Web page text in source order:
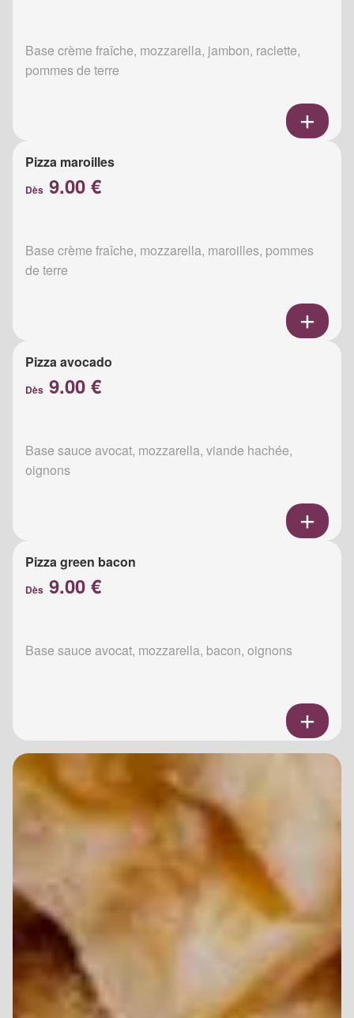
Base crème fraîche, mozzarella, jambon, raclette,
pommes de terre
Pizza maroilles
Dès 9.00 €
Base crème fraîche, mozzarella, maroilles, pommes
de terre
Pizza avocado
Dès 9.00 €
Base sauce avocat, mozzarella, viande hachée,
oignons
Pizza green bacon
Dès 9.00 €
Base sauce avocat, mozzarella, bacon, oignons